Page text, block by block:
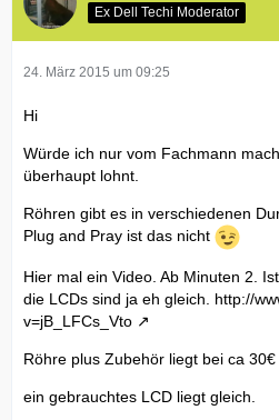
Ex Dell Techi Moderator
24. März 2015 um 09:25
Hi
Würde ich nur vom Fachmann
überhaupt lohnt.
Röhren gibt es in verschiedenen
Plug and Pray ist das nicht
Hier mal ein Video. Ab Minuten 2.
die LCDs sind ja eh gleich. http://
v=jB_LFCs_Vto
Röhre plus Zubehör liegt bei ca 30€
ein gebrauchtes LCD liegt gleich.